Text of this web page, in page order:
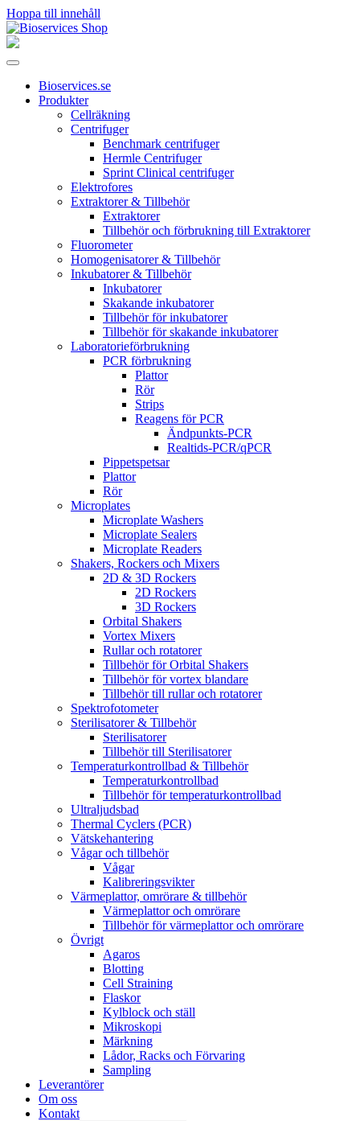
Hoppa till innehåll
Huvudnavigering
Bioservices.se
Produkter
Cellräkning
Centrifuger
Benchmark centrifuger
Hermle Centrifuger
Sprint Clinical centrifuger
Elektrofores
Extraktorer & Tillbehör
Extraktorer
Tillbehör och förbrukning till Extraktorer
Fluorometer
Homogenisatorer & Tillbehör
Inkubatorer & Tillbehör
Inkubatorer
Skakande inkubatorer
Tillbehör för inkubatorer
Tillbehör för skakande inkubatorer
Laboratorieförbrukning
PCR förbrukning
Plattor
Rör
Strips
Reagens för PCR
Ändpunkts-PCR
Realtids-PCR/qPCR
Pippetspetsar
Plattor
Rör
Microplates
Microplate Washers
Microplate Sealers
Microplate Readers
Shakers, Rockers och Mixers
2D & 3D Rockers
2D Rockers
3D Rockers
Orbital Shakers
Vortex Mixers
Rullar och rotatorer
Tillbehör för Orbital Shakers
Tillbehör för vortex blandare
Tillbehör till rullar och rotatorer
Spektrofotometer
Sterilisatorer & Tillbehör
Sterilisatorer
Tillbehör till Sterilisatorer
Temperaturkontrollbad & Tillbehör
Temperaturkontrollbad
Tillbehör för temperaturkontrollbad
Ultraljudsbad
Thermal Cyclers (PCR)
Vätskehantering
Vågar och tillbehör
Vågar
Kalibreringsvikter
Värmeplattor, omrörare & tillbehör
Värmeplattor och omrörare
Tillbehör för värmeplattor och omrörare
Övrigt
Agaros
Blotting
Cell Straining
Flaskor
Kylblock och ställ
Mikroskopi
Märkning
Lådor, Racks och Förvaring
Sampling
Leverantörer
Om oss
Kontakt